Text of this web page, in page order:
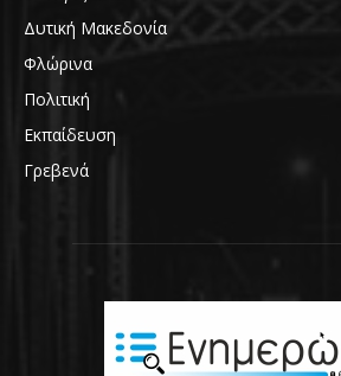
Δυτική Μακεδονία
Φλώρινα
Πολιτική
Εκπαίδευση
Γρεβενά